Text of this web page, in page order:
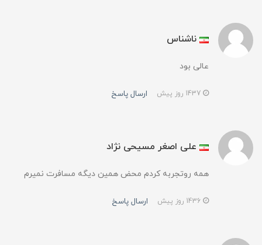
ناشناس
عالی بود
ارسال پاسخ
علی اصغر مسیحی نژاد
همه روتجربه کردم محض همین دیگه مسافرت نمیرم
ارسال پاسخ